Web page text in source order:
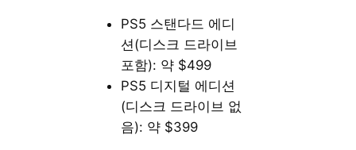
PS5 스탠다드 에디
션(디스크 드라이브
포함): 약 $499
PS5 디지털 에디션
(디스크 드라이브 없
음): 약 $399